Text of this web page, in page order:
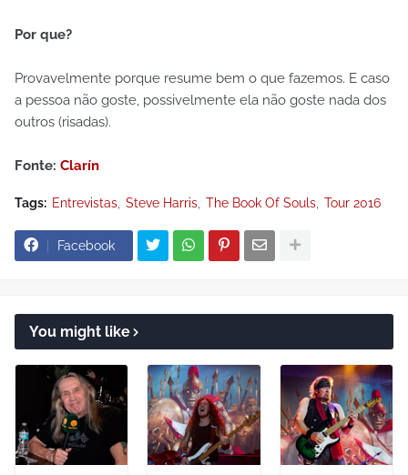
Por que?
Provavelmente porque resume bem o que fazemos. E caso
a pessoa não goste, possivelmente ela não goste nada dos
outros (risadas).
Fonte: Clarín
Tags: Entrevistas Steve Harris The Book Of Souls Tour 2016
Facebook
You might like